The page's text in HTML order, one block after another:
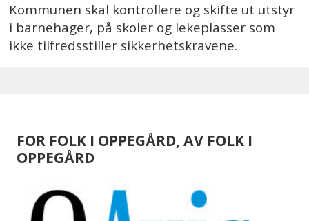
Kommunen skal kontrollere og skifte ut utstyr
i barnehager, på skoler og lekeplasser som
ikke tilfredsstiller sikkerhetskravene.
FOR FOLK I OPPEGÅRD, AV FOLK I
OPPEGÅRD